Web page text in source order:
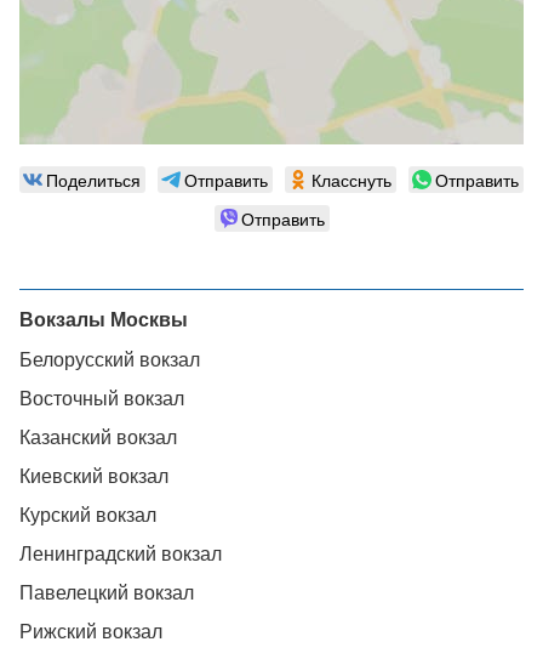
Поделиться Отправить Класснуть
Отправить
Отправить
Вокзалы Москвы
Белорусский вокзал
Восточный вокзал
Казанский вокзал
Киевский вокзал
Курский вокзал
Ленинградский вокзал
Павелецкий вокзал
Рижский вокзал